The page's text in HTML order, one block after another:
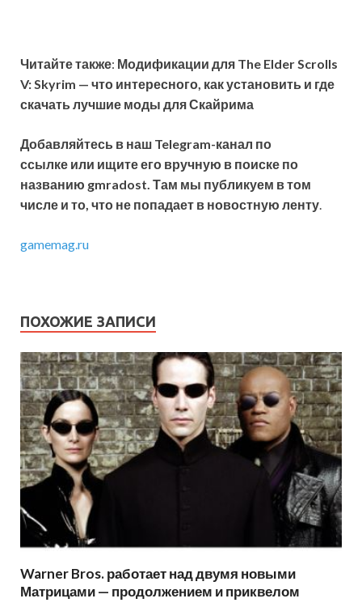
Читайте также: Модификации для The Elder Scrolls
V: Skyrim — что интересного, как установить и где
скачать лучшие моды для Скайрима
Добавляйтесь в наш Telegram-канал по
ссылке или ищите его вручную в поиске по
названию gmradost. Там мы публикуем в том
числе и то, что не попадает в новостную ленту.
gamemag.ru
ПОХОЖИЕ ЗАПИСИ
Warner Bros. работает над двумя новыми
Матрицами — продолжением и приквелом